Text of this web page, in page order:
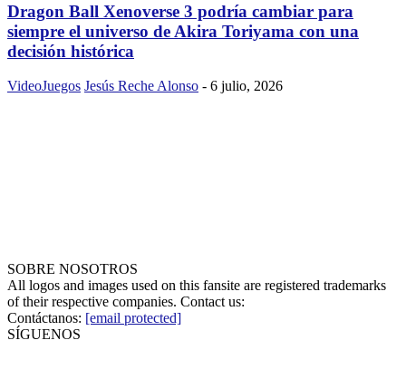
Dragon Ball Xenoverse 3 podría cambiar para
siempre el universo de Akira Toriyama con una
decisión histórica
VideoJuegos Jesús Reche Alonso - 6 julio, 2026
SOBRE NOSOTROS
All logos and images used on this fansite are registered trademarks
of their respective companies. Contact us:
Contáctanos: [email protected]
SÍGUENOS